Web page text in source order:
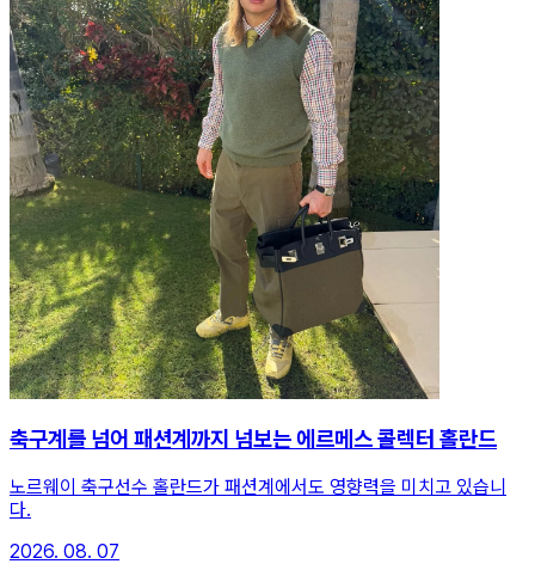
축구계를 넘어 패션계까지 넘보는 에르메스 콜렉터 홀란드
노르웨이 축구선수 홀란드가 패션계에서도 영향력을 미치고 있습니
다.
2026. 08. 07